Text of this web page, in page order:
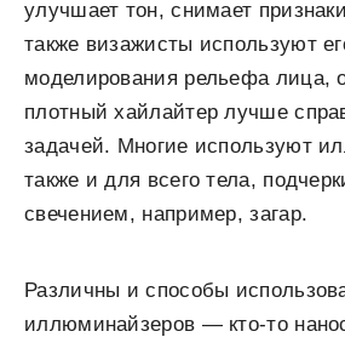
улучшает тон, снимает
также визажисты используют
моделирования рельефа лица,
плотный хайлайтер лучше
задачей. Многие используют
также и для всего тела,
свечением, например, загар.
Различны и способы
иллюминайзеров — кто-то